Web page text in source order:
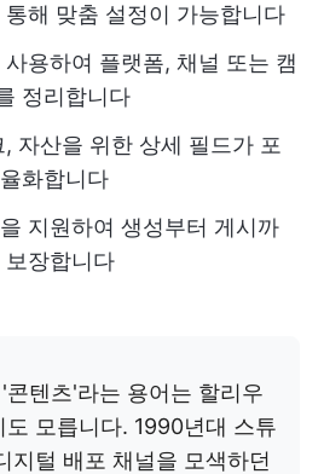
해 맞춤 설정이 가능합니다
용하여 플랫폼, 채널 또는 캠
정리합니다
자산을 위한 상세 필드가 포
화합니다
지원하여 생성부터 게시까
장합니다
콘텐츠'라는 용어는 할리우
도 모릅니다. 1990년대 스튜
지털 배포 채널을 모색하던